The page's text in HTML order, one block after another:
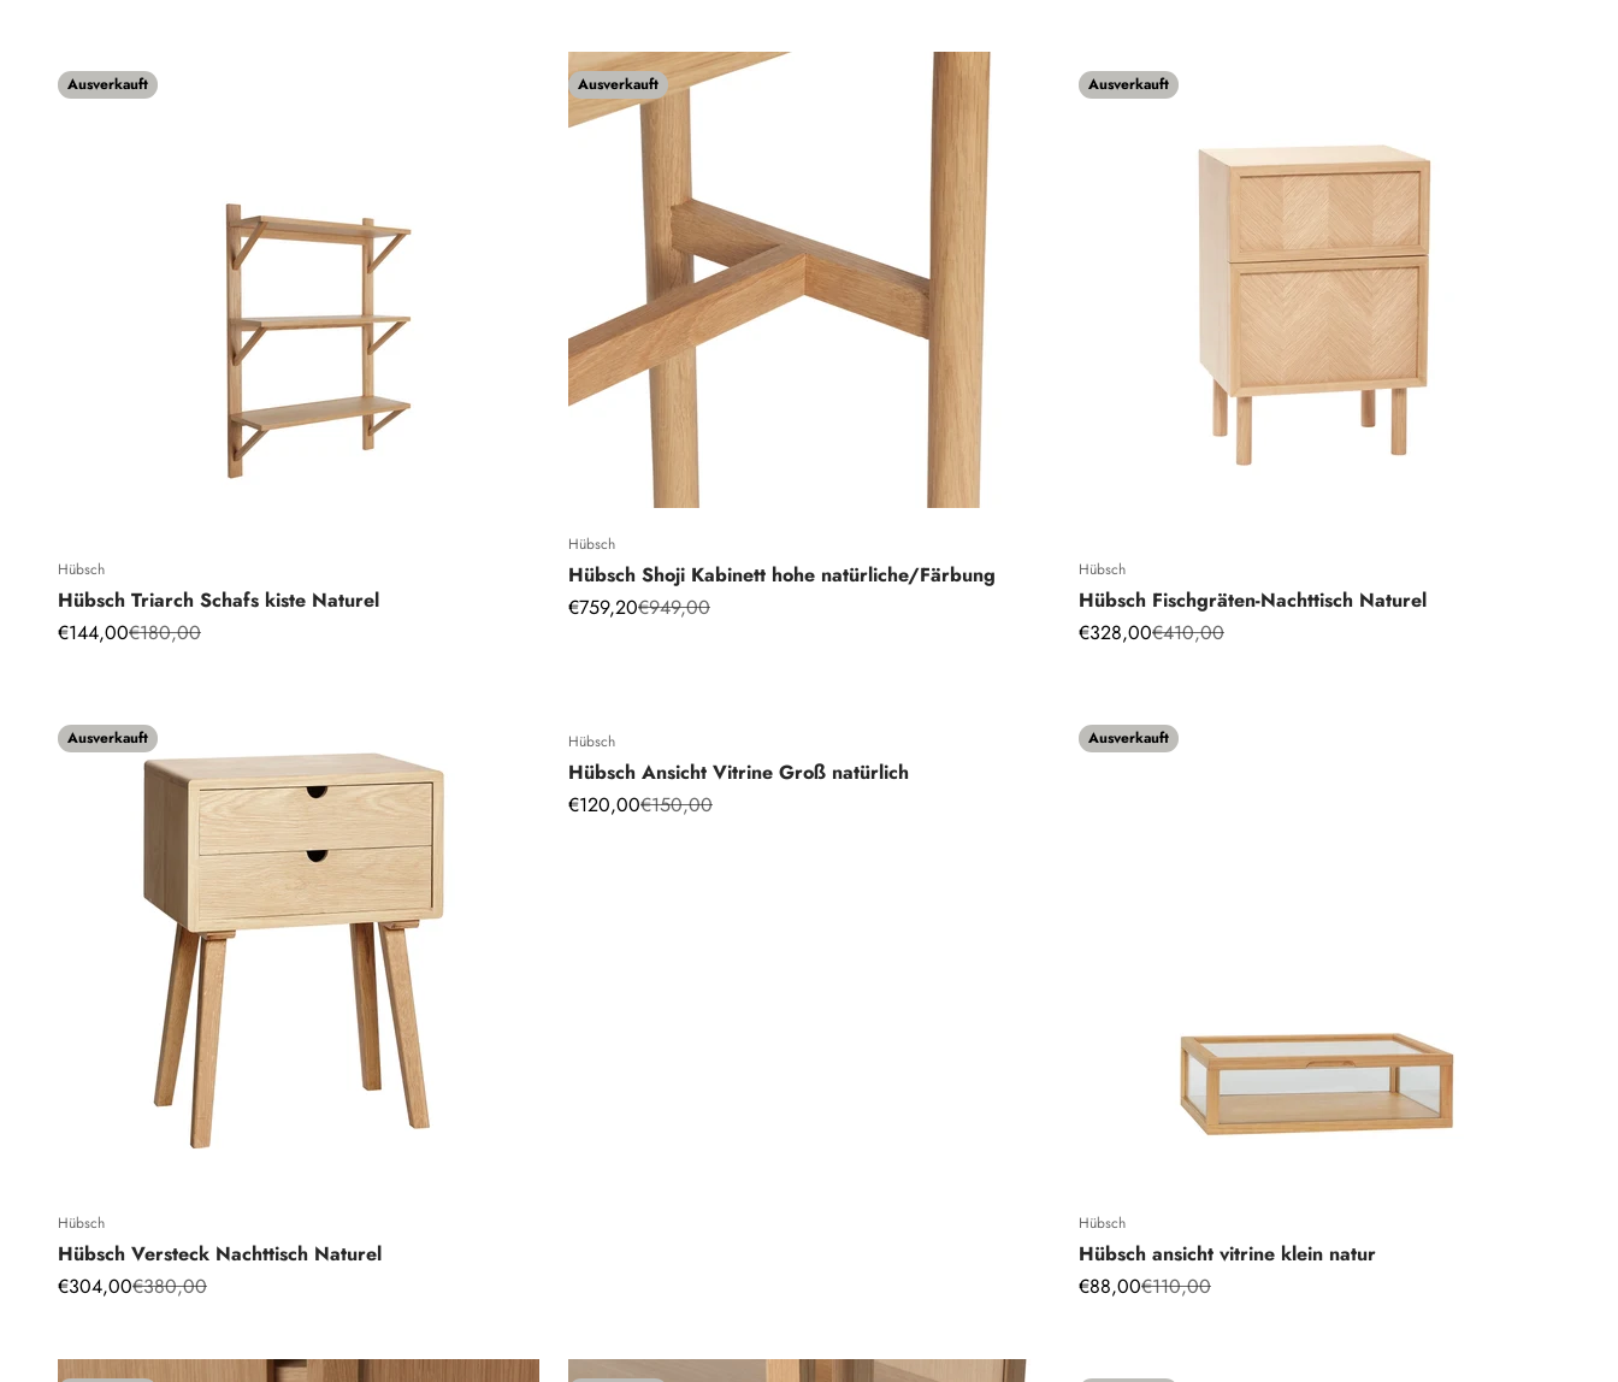
Ausverkauft
Hübsch
Hübsch Triarch Schafs kiste Naturel
Angebot
€144,00Regulärer Preis
€180,00
Ausverkauft
Hübsch
Hübsch Shoji Kabinett hohe natürliche/Färbung
Angebot
€759,20Regulärer Preis
€949,00
Ausverkauft
Hübsch
Hübsch Fischgräten-Nachttisch Naturel
Angebot
€328,00Regulärer Preis
€410,00
Ausverkauft
Hübsch
Hübsch Versteck Nachttisch Naturel
Angebot
€304,00Regulärer Preis
€380,00
Hübsch
Hübsch Ansicht Vitrine Groß natürlich
Angebot
€120,00Regulärer Preis
€150,00
Ausverkauft
Hübsch
Hübsch ansicht vitrine klein natur
Angebot
€88,00Regulärer Preis
€110,00